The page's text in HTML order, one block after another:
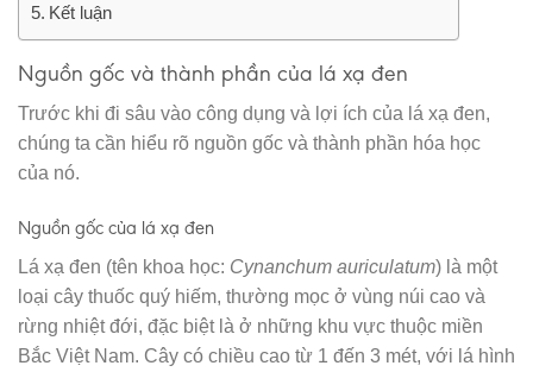
Kết luận
Nguồn gốc và thành phần của lá xạ đen
Trước khi đi sâu vào công dụng và lợi ích của lá xạ đen,
chúng ta cần hiểu rõ nguồn gốc và thành phần hóa học
của nó.
Nguồn gốc của lá xạ đen
Lá xạ đen (tên khoa học: Cynanchum auriculatum) là một
loại cây thuốc quý hiếm, thường mọc ở vùng núi cao và
rừng nhiệt đới, đặc biệt là ở những khu vực thuộc miền
Bắc Việt Nam. Cây có chiều cao từ 1 đến 3 mét, với lá hình